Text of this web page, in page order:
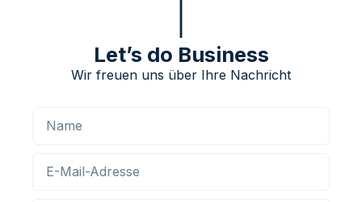
Let’s do Business
Wir freuen uns über Ihre Nachricht